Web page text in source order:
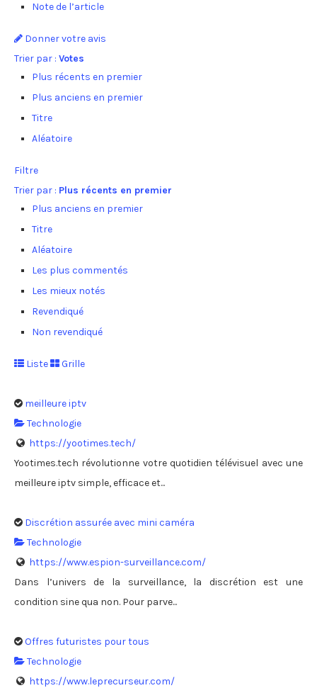
Note de l’article
Donner votre avis
Trier par : Votes
Plus récents en premier
Plus anciens en premier
Titre
Aléatoire
Filtre
Trier par : Plus récents en premier
Plus anciens en premier
Titre
Aléatoire
Les plus commentés
Les mieux notés
Revendiqué
Non revendiqué
Liste Grille
meilleure iptv
Technologie
https://yootimes.tech/
Yootimes.tech révolutionne votre quotidien télévisuel avec une
meilleure iptv simple, efficace et...
Discrétion assurée avec mini caméra
Technologie
https://www.espion-surveillance.com/
Dans l’univers de la surveillance, la discrétion est une
condition sine qua non. Pour parve...
Offres futuristes pour tous
Technologie
https://www.leprecurseur.com/